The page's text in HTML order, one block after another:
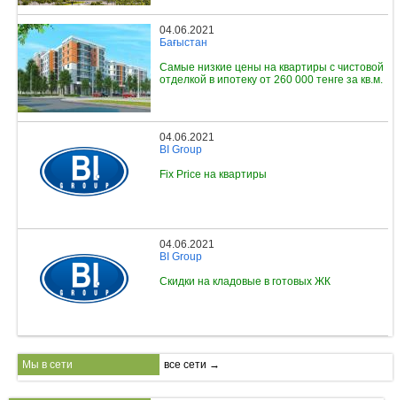
04.06.2021
Бағыстан
Самые низкие цены на квартиры с чистовой
отделкой в ипотеку от 260 000 тенге за кв.м.
04.06.2021
BI Group
Fix Price на квартиры
04.06.2021
BI Group
Скидки на кладовые в готовых ЖК
Мы в сети все сети →